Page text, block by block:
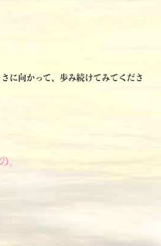
に向かって、歩み続けてみてくださ
。